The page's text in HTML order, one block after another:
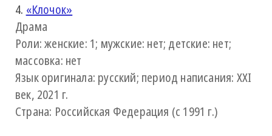
4. «Клочок»
Драма
Роли: женские: 1; мужские: нет; детские: нет;
массовка: нет
Язык оригинала: русский; период написания: XXI
век, 2021 г.
Страна: Российская Федерация (с 1991 г.)